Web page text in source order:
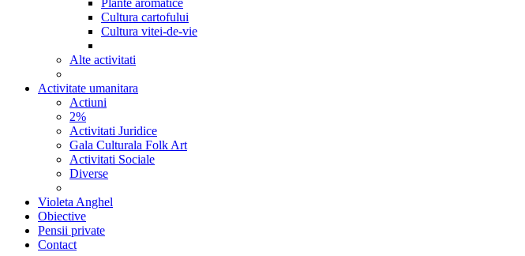
Plante aromatice
Cultura cartofului
Cultura vitei-de-vie
Alte activitati
Activitate umanitara
Actiuni
2%
Activitati Juridice
Gala Culturala Folk Art
Activitati Sociale
Diverse
Violeta Anghel
Obiective
Pensii private
Contact